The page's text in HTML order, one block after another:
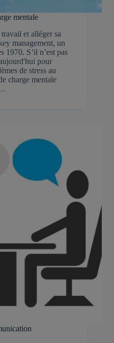
mentale
et alléger sa
management, un
1970. S’il n’est pas
pour
de stress au
charge mentale